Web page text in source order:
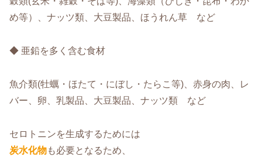
め等）、ナッツ類、大豆製品、ほうれん草 など
◆ 亜鉛を多く含む食材
魚介類(牡蠣・ほたて・にぼし・たらこ等)、赤身の肉、レ
バー、卵、乳製品、大豆製品、ナッツ類 など
セロトニンを生成するためには
炭水化物も必要となるため、